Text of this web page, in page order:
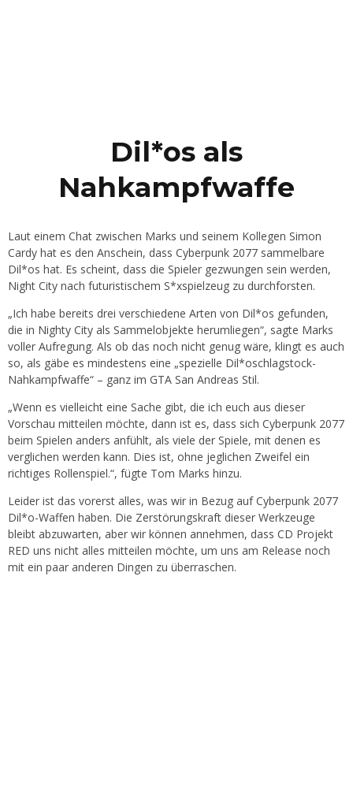
Dil*os als
Nahkampfwaffe
Laut einem Chat zwischen Marks und seinem Kollegen Simon
Cardy hat es den Anschein, dass Cyberpunk 2077 sammelbare
Dil*os hat. Es scheint, dass die Spieler gezwungen sein werden,
Night City nach futuristischem S*xspielzeug zu durchforsten.
„Ich habe bereits drei verschiedene Arten von Dil*os gefunden,
die in Nighty City als Sammelobjekte herumliegen“, sagte Marks
voller Aufregung. Als ob das noch nicht genug wäre, klingt es auch
so, als gäbe es mindestens eine „spezielle Dil*oschlagstock-
Nahkampfwaffe“ – ganz im GTA San Andreas Stil.
„Wenn es vielleicht eine Sache gibt, die ich euch aus dieser
Vorschau mitteilen möchte, dann ist es, dass sich Cyberpunk 2077
beim Spielen anders anfühlt, als viele der Spiele, mit denen es
verglichen werden kann. Dies ist, ohne jeglichen Zweifel ein
richtiges Rollenspiel.“, fügte Tom Marks hinzu.
Leider ist das vorerst alles, was wir in Bezug auf Cyberpunk 2077
Dil*o-Waffen haben. Die Zerstörungskraft dieser Werkzeuge
bleibt abzuwarten, aber wir können annehmen, dass CD Projekt
RED uns nicht alles mitteilen möchte, um uns am Release noch
mit ein paar anderen Dingen zu überraschen.